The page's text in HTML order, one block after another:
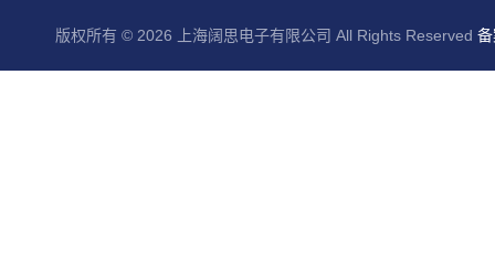
版权所有 © 2026 上海阔思电子有限公司 All Rights Reserved